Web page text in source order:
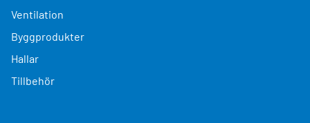
Ventilation
Byggprodukter
Hallar
Tillbehör